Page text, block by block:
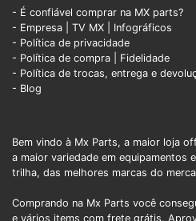
- É confiável comprar na MX parts?
- Empresa
TV MX
Infográficos
- Política de privacidade
- Política de compra | Fidelidade
- Política de trocas, entrega e
- Blog
Bem vindo à Mx Parts, a maior loja
a maior variedade em equipamentos
trilha, das melhores marcas do
Comprando na Mx Parts você
e vários items com frete grátis.